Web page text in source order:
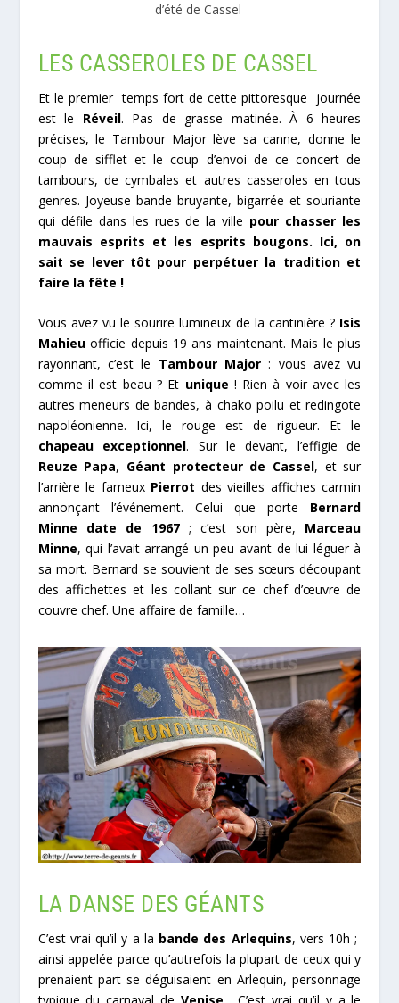
d’été de Cassel
LES CASSEROLES DE CASSEL
Et le premier temps fort de cette pittoresque journée
est le Réveil. Pas de grasse matinée. À 6 heures
précises, le Tambour Major lève sa canne, donne le
coup de sifflet et le coup d’envoi de ce concert de
tambours, de cymbales et autres casseroles en tous
genres. Joyeuse bande bruyante, bigarrée et souriante
qui défile dans les rues de la ville pour chasser les
mauvais esprits et les esprits bougons. Ici, on
sait se lever tôt pour perpétuer la tradition et
faire la fête !
Vous avez vu le sourire lumineux de la cantinière ? Isis
Mahieuofficie depuis 19 ans maintenant. Mais le plus
rayonnant, c’est le Tambour Major : vous avez vu
comme il est beau ? Et unique ! Rien à voir avec les
autres meneurs de bandes, à chako poilu et redingote
napoléonienne. Ici, le rouge est de rigueur. Et le
chapeau exceptionnel. Sur le devant, l’effigie de
Reuze Papa, Géant protecteur de Cassel, et sur
l’arrière le fameux Pierrot des vieilles affiches carmin
annonçant l’événement. Celui que porte Bernard
Minne date de 1967; c’est son père, Marceau
Minne, qui l’avait arrangé un peu avant de lui léguer à
sa mort. Bernard se souvient de ses sœurs découpant
des affichettes et les collant sur ce chef d’œuvre de
couvre chef. Une affaire de famille…
LA DANSE DES GÉANTS
C’est vrai qu’il y a la bande des Arlequins, vers 10h ;
ainsi appelée parce qu’autrefois la plupart de ceux qui y
prenaient part se déguisaient en Arlequin, personnage
typique du carnaval de Venise . C’est vrai qu’il y a le